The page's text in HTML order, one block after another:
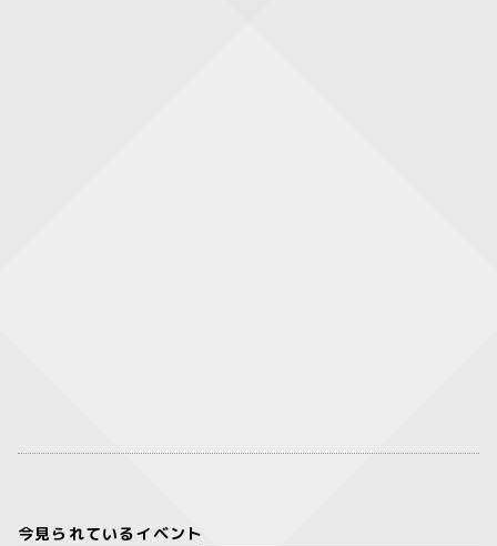
今見られているイベント